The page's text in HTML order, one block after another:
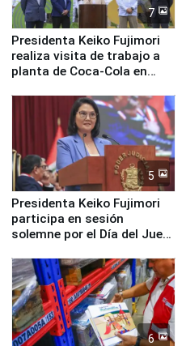
7
Presidenta Keiko Fujimori
realiza visita de trabajo a
planta de Coca-Cola en
5
Presidenta Keiko Fujimori
participa en sesión
solemne por el Día del Juez
6